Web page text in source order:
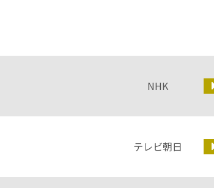
NHK
テレビ朝日